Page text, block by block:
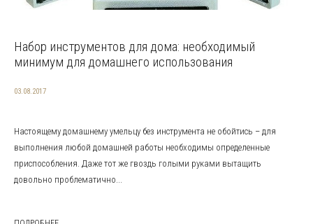
Набор инструментов для дома: необходимый
минимум для домашнего использования
03.08.2017
Настоящему домашнему умельцу без инструмента не обойтись – для
выполнения любой домашней работы необходимы определенные
приспособления. Даже тот же гвоздь голыми руками вытащить
довольно проблематично...